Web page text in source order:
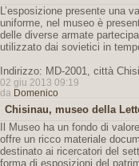
L’esposizione presente una
uniforme, nel museo è
delle diverse armate
utilizzato dai sovietici in
Indirizzo: MD-2001, città
02 giu 2013 09:19
da Domenico
Chisinau, museo della
Il Museo ha un fondo di
offre un ricco materiale
destinato ai ricercatori del
forma di esposizioni del